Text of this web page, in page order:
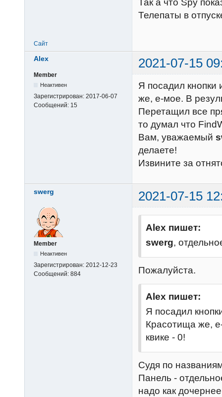
Так а что Spy
Телепаты в
Сайт
Alex 2021-07-15
Member
Неактивен
Зарегистрирован: 2017-06-07
Сообщений: 15
Я посадил кнопки
же, е-мое. В
Перетащил все
то думал что
Вам, уважаемый
делаете!
Извините за
swerg 2021-07-15
Member
Неактивен
Зарегистрирован: 2012-12-23
Сообщений: 884
Alex пишет:
swerg,
Пожалуйста.
Alex пишет:
Я посадил
Красотища же,
квике - 0!
Судя по
Панель -
надо как